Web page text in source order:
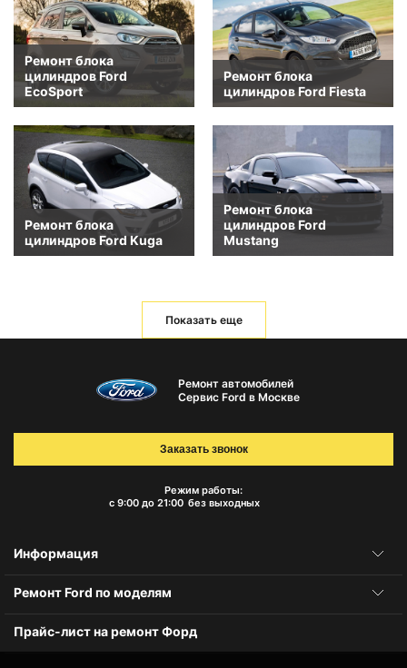
Ремонт блока
цилиндров Ford
EcoSport
Ремонт блока
цилиндров Ford Fiesta
Ремонт блока
цилиндров Ford Kuga
Ремонт блока
цилиндров Ford
Mustang
Показать еще
Ремонт автомобилей
Сервис Ford в Москве
Режим работы:
с 9:00 до 21:00 без выходных
Заказать звонок
Информация
Ремонт Ford по моделям
Прайс-лист на ремонт Форд